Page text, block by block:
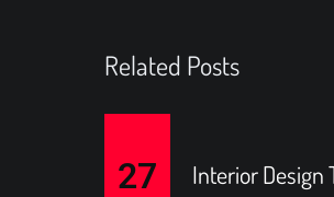
Related Posts
Interior Design
27